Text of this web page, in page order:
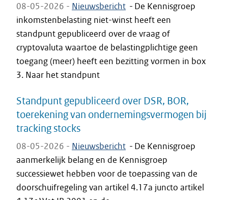
08-05-2026 - Nieuwsbericht - De Kennisgroep
inkomstenbelasting niet-winst heeft een
standpunt gepubliceerd over de vraag of
cryptovaluta waartoe de belastingplichtige geen
toegang (meer) heeft een bezitting vormen in box
3. Naar het standpunt
Standpunt gepubliceerd over DSR, BOR,
toerekening van ondernemingsvermogen bij
tracking stocks
08-05-2026 - Nieuwsbericht - De Kennisgroep
aanmerkelijk belang en de Kennisgroep
successiewet hebben voor de toepassing van de
doorschuifregeling van artikel 4.17a juncto artikel